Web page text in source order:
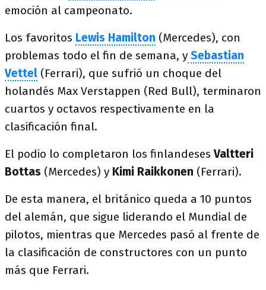
emoción al campeonato.
Los favoritos Lewis Hamilton (Mercedes), con
problemas todo el fin de semana, y Sebastian
Vettel (Ferrari), que sufrió un choque del
holandés Max Verstappen (Red Bull), terminaron
cuartos y octavos respectivamente en la
clasificación final.
El podio lo completaron los finlandesesValtteri
Bottas (Mercedes) y Kimi Raikkonen (Ferrari).
De esta manera, el británico queda a 10 puntos
del alemán, que sigue liderando el Mundial de
pilotos, mientras que Mercedes pasó al frente de
la clasificación de constructores con un punto
más que Ferrari.